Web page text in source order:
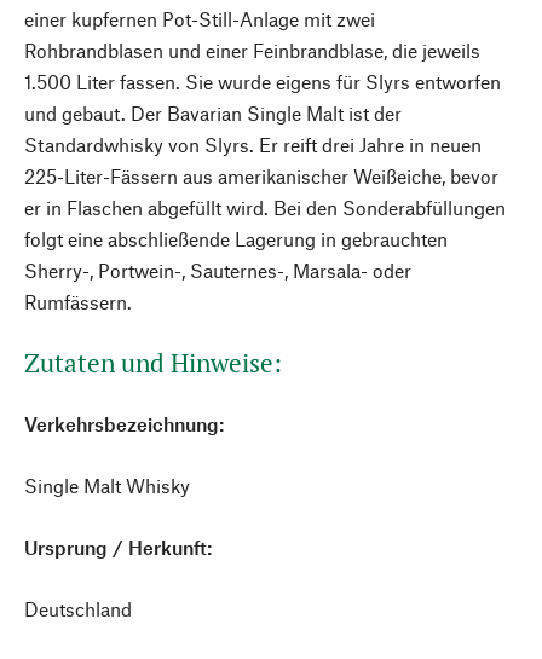
einer kupfernen Pot-Still-Anlage mit zwei
Rohbrandblasen und einer Feinbrandblase, die jeweils
1.500 Liter fassen. Sie wurde eigens für Slyrs entworfen
und gebaut. Der Bavarian Single Malt ist der
Standardwhisky von Slyrs. Er reift drei Jahre in neuen
225-Liter-Fässern aus amerikanischer Weißeiche, bevor
er in Flaschen abgefüllt wird. Bei den Sonderabfüllungen
folgt eine abschließende Lagerung in gebrauchten
Sherry-, Portwein-, Sauternes-, Marsala- oder
Rumfässern.
Zutaten und Hinweise:
Verkehrsbezeichnung:
Single Malt Whisky
Ursprung / Herkunft:
Deutschland